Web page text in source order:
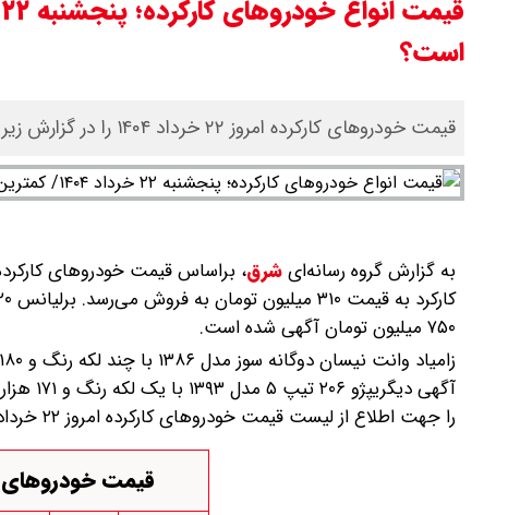
است؟
قیمت خودروهای کارکرده امروز ۲۲ خرداد ۱۴۰۴ را در گزارش زیر بخوانید.
به گزارش گروه رسانه‌ایشرق،
۷۵۰ میلیون تومان آگهی شده است.
را جهت اطلاع از لیست قیمت خودروهای کارکرده امروز ۲۲ خرداد ۱۴۰۴ بخوانید.
قیمت خودروهای کارکرده